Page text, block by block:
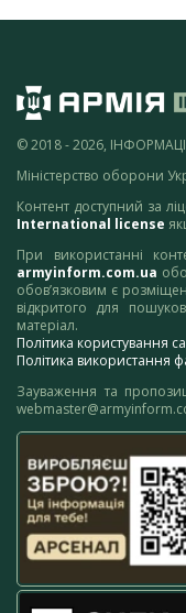
© 2018 - 2026,
Міністерство оборони
Контент доступний за
International license
При використанні
armyinform.com.ua
обов’язковим є
відкритого для
матеріал.
Політика користування
Політика використання
Зауваження та